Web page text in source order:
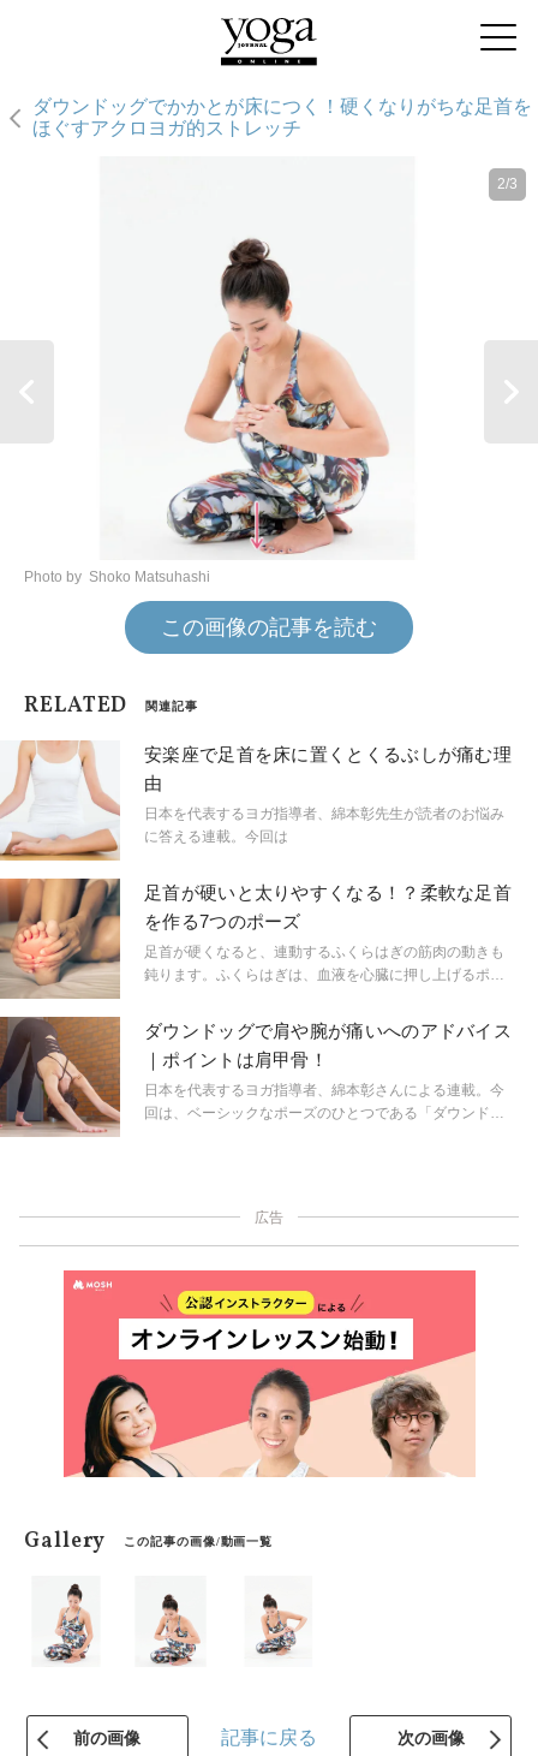
ダウンドッグでかかとが床につく！硬くなりがちな足首を
ほぐすアクロヨガ的ストレッチ
2/3
Photo by Shoko Matsuhashi
この画像の記事を読む
RELATED 関連記事
安楽座で足首を床に置くとくるぶしが痛む理
由
日本を代表するヨガ指導者、綿本彰先生が読者のお悩み
に答える連載。今回は
足首が硬いと太りやすくなる！？柔軟な足首
を作る7つのポーズ
足首が硬くなると、連動するふくらはぎの筋肉の動きも
鈍ります。ふくらはぎは、血液を心臓に押し上げるポン
ましょう。また、足の付け根を伸ばし腸腰筋を刺激する
アーサナで、骨盤内の血流をアップします。
ダウンドッグで肩や腕が痛いへのアドバイス
｜ポイントは肩甲骨！
日本を代表するヨガ指導者、綿本彰さんによる連載。今
回は、ベーシックなポーズのひとつである「ダウンドッ
広告
Gallery この記事の画像/動画一覧
前の画像 記事に戻る 次の画像